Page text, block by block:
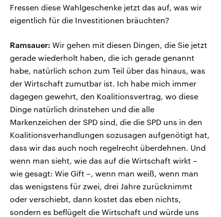
Fressen diese Wahlgeschenke jetzt das auf, was wir
eigentlich für die Investitionen bräuchten?
Ramsauer: Wir gehen mit diesen Dingen, die Sie jetzt
gerade wiederholt haben, die ich gerade genannt
habe, natürlich schon zum Teil über das hinaus, was
der Wirtschaft zumutbar ist. Ich habe mich immer
dagegen gewehrt, den Koalitionsvertrag, wo diese
Dinge natürlich drinstehen und die alle
Markenzeichen der SPD sind, die die SPD uns in den
Koalitionsverhandlungen sozusagen aufgenötigt hat,
dass wir das auch noch regelrecht überdehnen. Und
wenn man sieht, wie das auf die Wirtschaft wirkt –
wie gesagt: Wie Gift –, wenn man weiß, wenn man
das wenigstens für zwei, drei Jahre zurücknimmt
oder verschiebt, dann kostet das eben nichts,
sondern es beflügelt die Wirtschaft und würde uns